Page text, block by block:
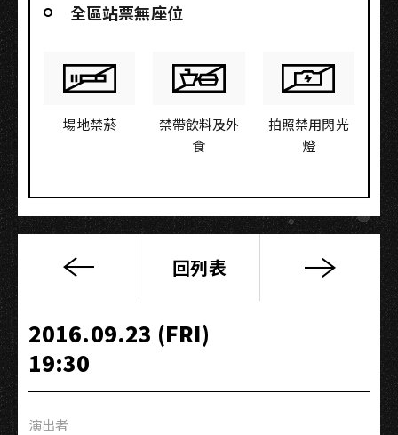
全區站票無座位
場地禁菸
禁帶飲料及外
食
拍照禁用閃光
燈
《要
知
道》
全
台
回列表
2016.09.23 (FRI)
19:30
演出者